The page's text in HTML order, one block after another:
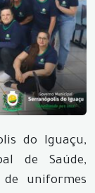
do Iguaçu,
de Saúde,
uniformes